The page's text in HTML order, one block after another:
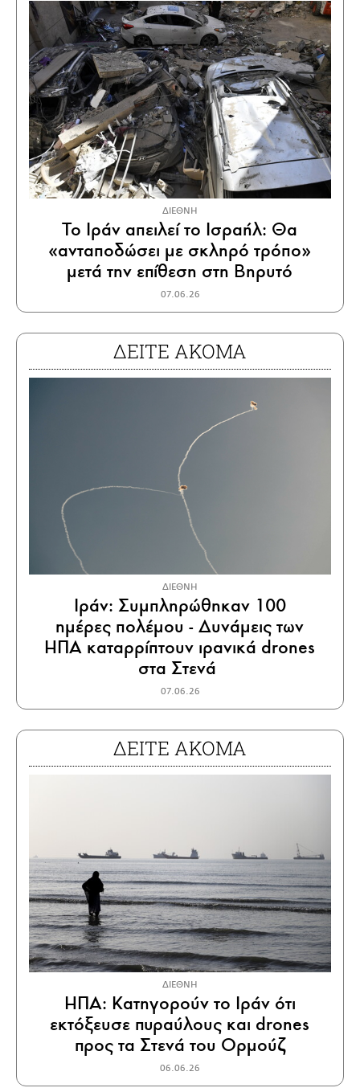
ΔΙΕΘΝΗ
Το Ιράν απειλεί το Ισραήλ: Θα
«ανταποδώσει με σκληρό τρόπο»
μετά την επίθεση στη Βηρυτό
07.06.26
ΔΕΙΤΕ ΑΚΟΜΑ
ΔΙΕΘΝΗ
Ιράν: Συμπληρώθηκαν 100
ημέρες πολέμου - Δυνάμεις των
ΗΠΑ καταρρίπτουν ιρανικά drones
στα Στενά
07.06.26
ΔΕΙΤΕ ΑΚΟΜΑ
ΔΙΕΘΝΗ
ΗΠΑ: Κατηγορούν το Ιράν ότι
εκτόξευσε πυραύλους και drones
προς τα Στενά του Ορμούζ
06.06.26